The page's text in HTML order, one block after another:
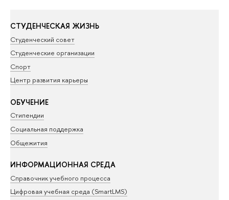
СТУДЕНЧЕСКАЯ ЖИЗНЬ
Студенческий совет
Студенческие организации
Спорт
Центр развития карьеры
ОБУЧЕНИЕ
Стипендии
Социальная поддержка
Общежития
ИНФОРМАЦИОННАЯ СРЕДА
Справочник учебного процесса
Цифровая учебная среда (SmartLMS)